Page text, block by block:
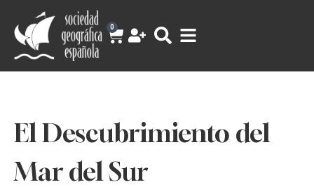
0
El Descubrimiento del
Mar del Sur